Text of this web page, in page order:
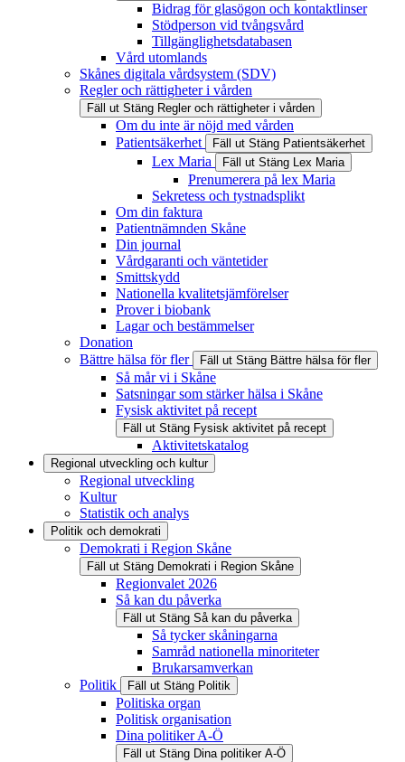
Bidrag för glasögon och kontaktlinser
Stödperson vid tvångsvård
Tillgänglighetsdatabasen
Vård utomlands
Skånes digitala vårdsystem (SDV)
Regler och rättigheter i vården
Fäll ut Stäng Regler och rättigheter i vården
Om du inte är nöjd med vården
Patientsäkerhet
Fäll ut Stäng Patientsäkerhet
Lex Maria Fäll ut Stäng Lex Maria
Prenumerera på lex Maria
Sekretess och tystnadsplikt
Om din faktura
Patientnämnden Skåne
Din journal
Vårdgaranti och väntetider
Smittskydd
Nationella kvalitetsjämförelser
Prover i biobank
Lagar och bestämmelser
Donation
Bättre hälsa för fler
Fäll ut Stäng Bättre hälsa för fler
Så mår vi i Skåne
Satsningar som stärker hälsa i Skåne
Fysisk aktivitet på recept
Fäll ut Stäng Fysisk aktivitet på recept
Aktivitetskatalog
Regional utveckling och kultur
Regional utveckling
Kultur
Statistik och analys
Politik och demokrati
Demokrati i Region Skåne
Fäll ut Stäng Demokrati i Region Skåne
Regionvalet 2026
Så kan du påverka
Fäll ut Stäng Så kan du påverka
Så tycker skåningarna
Samråd nationella minoriteter
Brukarsamverkan
Politik
Fäll ut Stäng Politik
Politiska organ
Politisk organisation
Dina politiker A-Ö
Fäll ut Stäng Dina politiker A-Ö